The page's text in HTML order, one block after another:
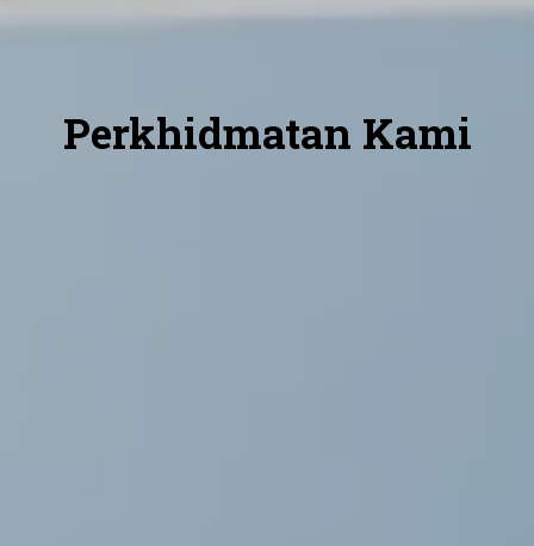
Perkhidmatan Kami